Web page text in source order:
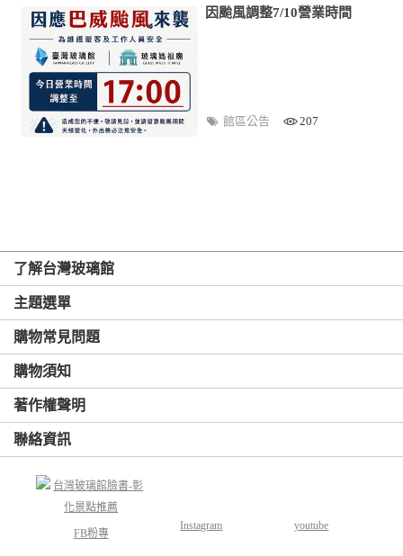
因颱風調整7/10營業時間
館區公告 207
了解台灣玻璃館
主題選單
購物常見問題
購物須知
著作權聲明
聯絡資訊
FB粉專
Instagram youtube